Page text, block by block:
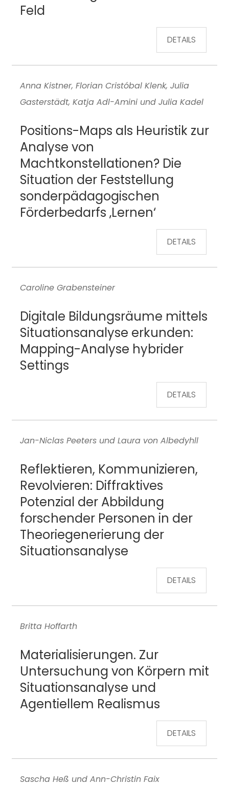
Feld
DETAILS
Anna Kistner, Florian Cristóbal Klenk, Julia
Gasterstädt, Katja Adl-Amini und Julia Kadel
Positions-Maps als Heuristik zur
Analyse von
Machtkonstellationen? Die
Situation der Feststellung
sonderpädagogischen
Förderbedarfs ‚Lernen‘
DETAILS
Caroline Grabensteiner
Digitale Bildungsräume mittels
Situationsanalyse erkunden:
Mapping-Analyse hybrider
Settings
DETAILS
Jan-Niclas Peeters und Laura von Albedyhll
Reflektieren, Kommunizieren,
Revolvieren: Diffraktives
Potenzial der Abbildung
forschender Personen in der
Theoriegenerierung der
Situationsanalyse
DETAILS
Britta Hoffarth
Materialisierungen. Zur
Untersuchung von Körpern mit
Situationsanalyse und
Agentiellem Realismus
DETAILS
Sascha Heß und Ann-Christin Faix